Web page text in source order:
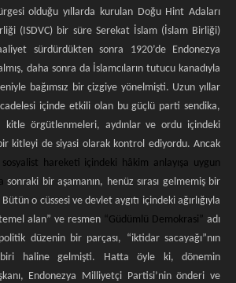
olduğu yıllarda kurulan Doğu Hint Adaları
(ISDVC) bir süre Serekat İslam (İslam Birliği)
sürdürdükten sonra 1920’de Endonezya
daha sonra da İslamcıların tutucu kanadıyla
bağımsız bir çizgiye yönelmişti. Uzun yıllar
içinde etkili olan bu güçlü parti sendika,
kitle örgütlenmeleri, aydınlar ve ordu içindeki
kitleyi de siyasi olarak kontrol ediyordu. Ancak
hareketi içindeki hâkim anlayışa uygun
sonraki bir aşamanın, henüz sırası gelmemiş bir
o cüssesi ve devlet aygıtı içindeki ağırlığıyla
alan” ve resmen “Güdümlü Demokrasi” adı
düzenin bir parçası, “iktidar sacayağı”nın
haline gelmişti. Hatta öyle ki, dönemin
Endonezya Milliyetçi Partisi’nin önderi ve